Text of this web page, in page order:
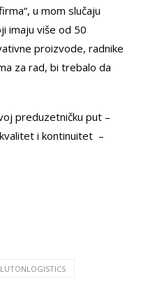
u mom slučaju
imaju više od 50
proizvode, radnike
za rad, bi trebalo da
preduzetničku put –
i kontinuitet –